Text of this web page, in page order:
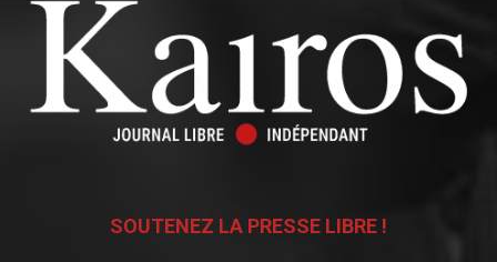
SOUTENEZ LA PRESSE LIBRE !